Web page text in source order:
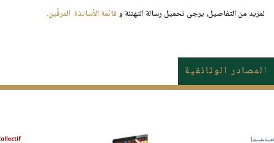
لمزيد من التفاصيل، يرجى تحميل رسالة التهنئة و قائمة الأساتذة المرقّين.
المصادر الوثائقية